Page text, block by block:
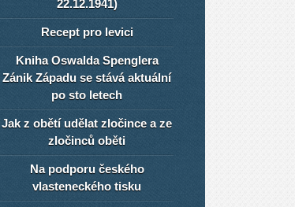
22.12.1941)
Recept pro levici
Kniha Oswalda Spenglera
Zánik Západu se stává aktuální
po sto letech
Jak z obětí udělat zločince a ze
zločinců oběti
Na podporu českého
vlasteneckého tisku